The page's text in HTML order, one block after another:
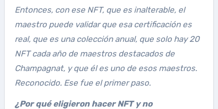
Entonces, con ese NFT, que es inalterable, el
maestro puede validar que esa certificación es
real, que es una colección anual, que solo hay 20
NFT cada año de maestros destacados de
Champagnat, y que él es uno de esos maestros.
Reconocido. Ese fue el primer paso.
¿Por qué eligieron hacer NFT y no